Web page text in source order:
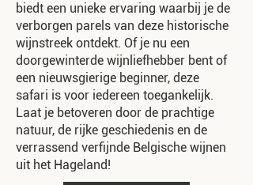
biedt een unieke ervaring waarbij je de
verborgen parels van deze historische
wijnstreek ontdekt. Of je nu een
doorgewinterde wijnliefhebber bent of
een nieuwsgierige beginner, deze
safari is voor iedereen toegankelijk.
Laat je betoveren door de prachtige
natuur, de rijke geschiedenis en de
verrassend verfijnde Belgische wijnen
uit het Hageland!